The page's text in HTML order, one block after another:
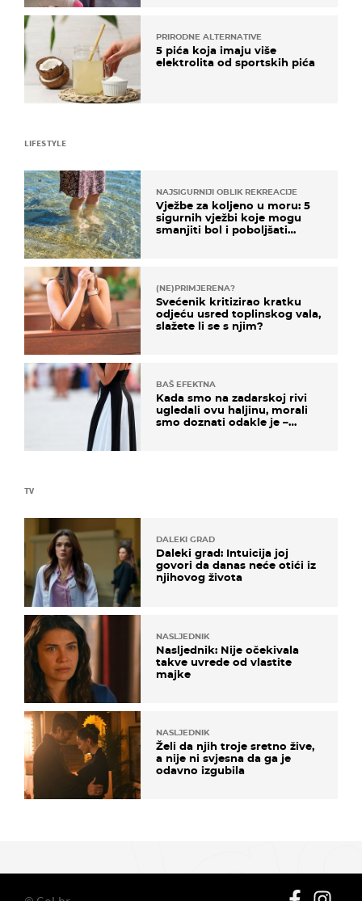
PRIRODNE ALTERNATIVE
5 pića koja imaju više
elektrolita od sportskih pića
TV
DALEKI GRAD
Daleki grad: Intuicija joj
govori da danas neće otići iz
njihovog života
NASLJEDNIK
Nasljednik: Nije očekivala
takve uvrede od vlastite
majke
NASLJEDNIK
Želi da njih troje sretno žive,
a nije ni svjesna da ga je
odavno izgubila
LIFESTYLE
NAJSIGURNIJI OBLIK REKREACIJE
Vježbe za koljeno u moru: 5
sigurnih vježbi koje mogu
smanjiti bol i poboljšati
(NE)PRIMJERENA?
Svećenik kritizirao kratku
odjeću usred toplinskog vala,
slažete li se s njim?
BAŠ EFEKTNA
Kada smo na zadarskoj rivi
ugledali ovu haljinu, morali
smo doznati odakle je –